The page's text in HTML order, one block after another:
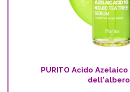
PURITO Acido